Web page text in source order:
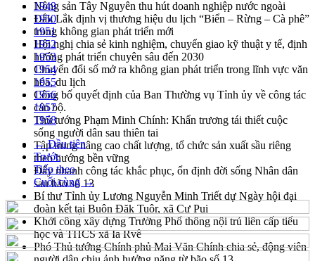
Nông sản Tây Nguyên thu hút doanh nghiệp nước ngoài
Đắk Lắk định vị thương hiệu du lịch “Biển – Rừng – Cà phê”
trong không gian phát triển mới
Hội nghị chia sẻ kinh nghiệm, chuyển giao kỹ thuật y tế, định
hướng phát triển chuyên sâu đến 2030
Chuyển đổi số mở ra không gian phát triển trong lĩnh vực văn
hóa, du lịch
Công bố quyết định của Ban Thường vụ Tỉnh ủy về công tác
cán bộ.
Thủ tướng Phạm Minh Chính: Khẩn trương tái thiết cuộc
sống người dân sau thiên tai
Tập trung nâng cao chất lượng, tổ chức sản xuất sầu riêng
theo hướng bền vững
Đẩy nhanh công tác khắc phục, ổn định đời sống Nhân dân
sau bão số 13
Bí thư Tỉnh ủy Lương Nguyễn Minh Triết dự Ngày hội đại
đoàn kết tại Buôn Đăk Tuôr, xã Cư Pui
Khởi công xây dựng Trường Phổ thông nội trú liên cấp tiểu
học và THCS xã Ia Rvê
Phó Thủ tướng Chính phủ Mai Văn Chính chia sẻ, động viên
1949
1950
1951
1952
1953
1954
1955
1956
1957
1958
← Đầu tiên
Trước
Tiếp theo
Cuối cùng →